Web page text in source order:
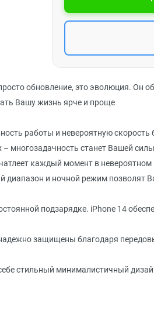
обновление, это эволюция. Он
Вашу жизнь ярче и проще
работы и невероятную скорость
– многозадачность станет Вашей
каждый момент в невероятном
диапазон и ночной режим позволят
подзарядке. iPhone 14
защищены благодаря
стильный минималистичный